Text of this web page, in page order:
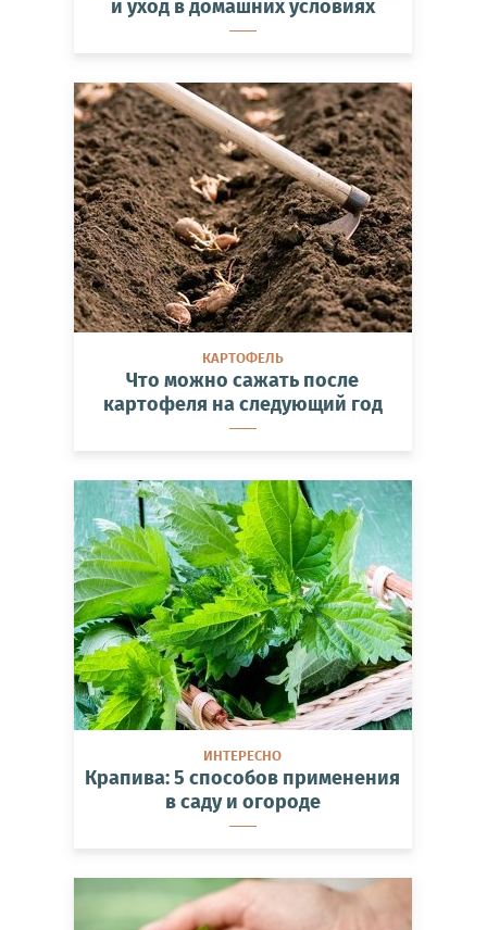
и уход в домашних условиях
КАРТОФЕЛЬ
Что можно сажать после
картофеля на следующий год
ИНТЕРЕСНО
Крапива: 5 способов применения
в саду и огороде